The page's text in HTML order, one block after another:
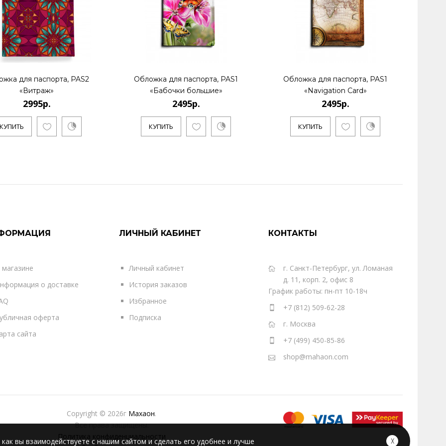
для паспорта, PAS2
«Витраж»
2995р.
КУПИТЬ
Обложка для паспорта, PAS1
«Бабочки большие»
2495р.
КУПИТЬ
Обложка для паспорта, PAS1
«Navigation Card»
2495р.
КУПИТЬ
о доставке
оферта
сайта
ЛИЧНЫЙ КАБИНЕТ
Личный кабинет
История заказов
Избранное
Подписка
КОНТАКТЫ
г. Санкт-Петербург, ул. Ломаная
д. 11, корп. 2, офис 8
График работы: пн-пт 10-18ч
+7 (812) 509-62-28
г. Москва
+7 (499) 450-85-86
shop@mahaon.com
Copyright © 2026г Махаон.
Все права защищены.
Политика конфиденциальности
вы взаимодействуете с нашим сайтом и сделать его удобнее и лучше ╳